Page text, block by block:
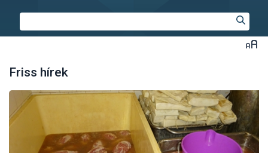
Friss hírek